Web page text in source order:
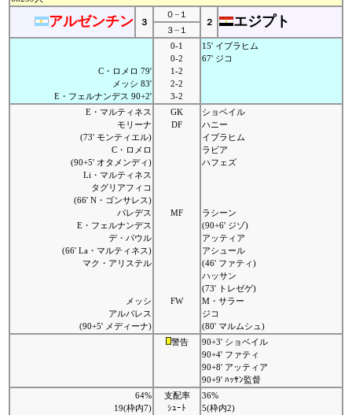
アルゼンチン ３
０−１
２
エジプト
３−１
C・ロメロ 79'
メッシ 83'
E・フェルナンデス 90+2'
0-1
0-2
1-2
2-2
3-2
15' イブラヒム
67' ジコ
E・マルティネス
モリーナ
(73' モンティエル)
C・ロメロ
(90+5' オタメンディ)
Li・マルティネス
タグリアフィコ
(66' N・ゴンサレス)
パレデス
E・フェルナンデス
デ・パウル
(66' La・マルティネス)
マク・アリステル
メッシ
アルバレス
(90+5' メディーナ)
GK
DF
MF
FW
ショベイル
ハニー
イブラヒム
ラビア
ハフェズ
ラシーン
(90+6' ジゾ)
アッティア
アシュール
(46' ファティ)
ハッサン
(73' トレゼゲ)
M・サラー
ジコ
(80' マルムシュ)
警告
90+3' ショベイル
90+4' ファティ
90+8' アッティア
90+9' ﾊｯｻﾝ監督
64%
19(枠内7)
支配率
ｼｭｰﾄ
36%
5(枠内2)